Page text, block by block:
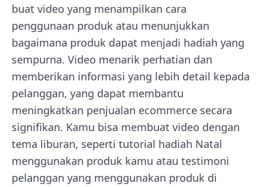
buat video yang menampilkan cara
penggunaan produk atau menunjukkan
bagaimana produk dapat menjadi hadiah yang
sempurna. Video menarik perhatian dan
memberikan informasi yang lebih detail kepada
pelanggan, yang dapat membantu
meningkatkan penjualan ecommerce secara
signifikan. Kamu bisa membuat video dengan
tema liburan, seperti tutorial hadiah Natal
menggunakan produk kamu atau testimoni
pelanggan yang menggunakan produk di